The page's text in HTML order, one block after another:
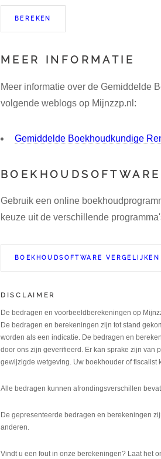
MEER INFORMATIE
Meer informatie over de Gemiddelde
volgende weblogs op Mijnzzp.nl:
Gemiddelde Boekhoudkundige
Gebruik een online
keuze uit de verschillende
BOEKHOUDSOFTWARE
DISCLAIMER
De bedragen en voorbeeldberekeningen op
De bedragen en berekeningen zijn tot stand
worden als een indicatie. De bedragen en
door ons zijn geverifieerd. Er kan sprake zijn
gewijzigde wetgeving. Uw boekhouder of fiscalist
Alle bedragen kunnen afrondingsverschillen
De gepresenteerde bedragen en berekeningen
anderen.
Vindt u een fout in onze berekeningen? Laat het